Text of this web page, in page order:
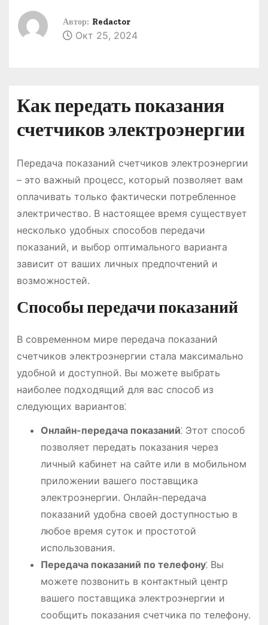
Автор: Redactor
Окт 25, 2024
Как передать показания
счетчиков электроэнергии
Передача показаний счетчиков электроэнергии
– это важный процесс, который позволяет вам
оплачивать только фактически потребленное
электричество. В настоящее время существует
несколько удобных способов передачи
показаний, и выбор оптимального варианта
зависит от ваших личных предпочтений и
возможностей.
Способы передачи показаний
В современном мире передача показаний
счетчиков электроэнергии стала максимально
удобной и доступной. Вы можете выбрать
наиболее подходящий для вас способ из
следующих вариантов⁚
Онлайн-передача показаний⁚ Этот способ
позволяет передать показания через
личный кабинет на сайте или в мобильном
приложении вашего поставщика
электроэнергии. Онлайн-передача
показаний удобна своей доступностью в
любое время суток и простотой
использования.
Передача показаний по телефону⁚ Вы
можете позвонить в контактный центр
вашего поставщика электроэнергии и
сообщить показания счетчика по телефону.